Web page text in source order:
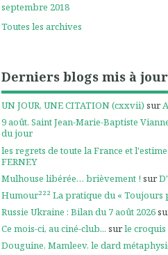
septembre 2018
Toutes les archives
Derniers blogs mis à jour
UN JOUR, UNE CITATION (cxxvii) sur
9 août. Saint Jean-Marie-Baptiste
du jour
les regrets de toute la France et l'estime
FERNEY
Mulhouse libérée… brièvement ! sur
Humour²²² La pratique du « Toujours
Russie Ukraine : Bilan du 7 août 2026
Ce mois-ci, au ciné-club... surle croquis
Douguine, Mamleev, le dard